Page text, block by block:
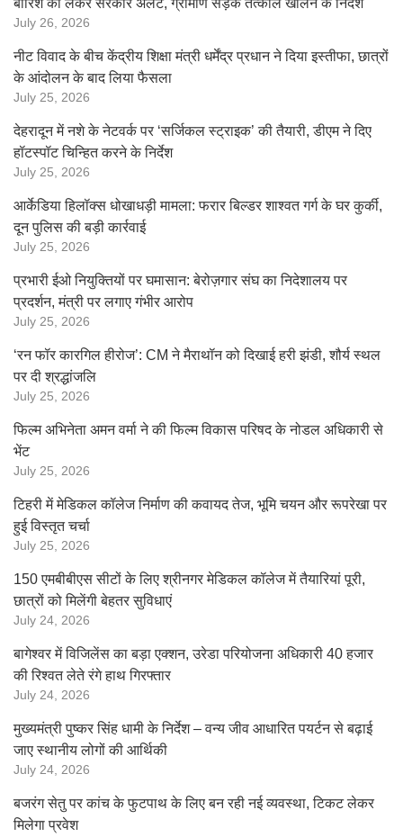
बारिश को लेकर सरकार अलर्ट, ग्रामीण सड़कें तत्काल खोलने के निर्देश
July 26, 2026
नीट विवाद के बीच केंद्रीय शिक्षा मंत्री धर्मेंद्र प्रधान ने दिया इस्तीफा, छात्रों
के आंदोलन के बाद लिया फैसला
July 25, 2026
देहरादून में नशे के नेटवर्क पर ‘सर्जिकल स्ट्राइक’ की तैयारी, डीएम ने दिए
हॉटस्पॉट चिन्हित करने के निर्देश
July 25, 2026
आर्केडिया हिलॉक्स धोखाधड़ी मामला: फरार बिल्डर शाश्वत गर्ग के घर कुर्की,
दून पुलिस की बड़ी कार्रवाई
July 25, 2026
प्रभारी ईओ नियुक्तियों पर घमासान: बेरोज़गार संघ का निदेशालय पर
प्रदर्शन, मंत्री पर लगाए गंभीर आरोप
July 25, 2026
‘रन फॉर कारगिल हीरोज’: CM ने मैराथॉन को दिखाई हरी झंडी, शौर्य स्थल
पर दी श्रद्धांजलि
July 25, 2026
फिल्म अभिनेता अमन वर्मा ने की फिल्म विकास परिषद के नोडल अधिकारी से
भेंट
July 25, 2026
टिहरी में मेडिकल कॉलेज निर्माण की कवायद तेज, भूमि चयन और रूपरेखा पर
हुई विस्तृत चर्चा
July 25, 2026
150 एमबीबीएस सीटों के लिए श्रीनगर मेडिकल कॉलेज में तैयारियां पूरी,
छात्रों को मिलेंगी बेहतर सुविधाएं
July 24, 2026
बागेश्वर में विजिलेंस का बड़ा एक्शन, उरेडा परियोजना अधिकारी 40 हजार
की रिश्वत लेते रंगे हाथ गिरफ्तार
July 24, 2026
मुख्यमंत्री पुष्कर सिंह धामी के निर्देश – वन्य जीव आधारित पयर्टन से बढ़ाई
जाए स्थानीय लोगों की आर्थिकी
July 24, 2026
बजरंग सेतु पर कांच के फुटपाथ के लिए बन रही नई व्यवस्था, टिकट लेकर
मिलेगा प्रवेश